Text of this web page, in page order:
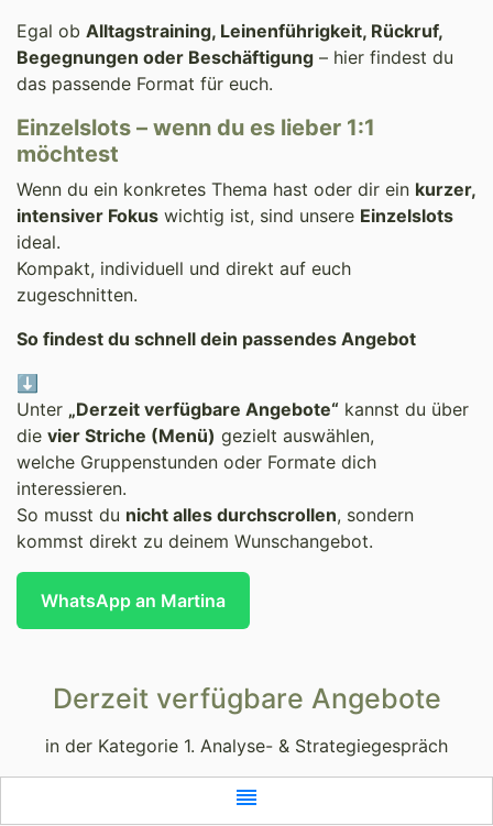
Egal ob Alltagstraining, Leinenführigkeit, Rückruf,
Begegnungen oder Beschäftigung – hier findest du
das passende Format für euch.
Einzelslots – wenn du es lieber 1:1
möchtest
Wenn du ein konkretes Thema hast oder dir ein kurzer,
intensiver Fokus wichtig ist, sind unsere Einzelslots
ideal.
Kompakt, individuell und direkt auf euch
zugeschnitten.
So findest du schnell dein passendes Angebot
⬇️
Unter „Derzeit verfügbare Angebote“ kannst du über
die vier Striche (Menü) gezielt auswählen,
welche Gruppenstunden oder Formate dich
interessieren.
So musst du nicht alles durchscrollen, sondern
kommst direkt zu deinem Wunschangebot.
WhatsApp an Martina
Derzeit verfügbare Angebote
in der Kategorie 1. Analyse- & Strategiegespräch
reorder